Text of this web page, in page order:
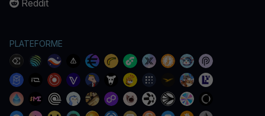
Reddit
PLATEFORME